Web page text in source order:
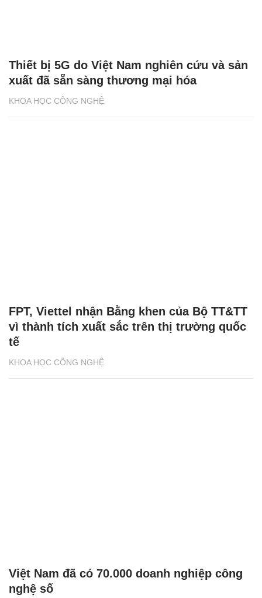
KHOA HỌC CÔNG NGHỆ
Thiết bị 5G do Việt Nam nghiên cứu và sản
xuất đã sẵn sàng thương mại hóa
KHOA HỌC CÔNG NGHỆ
FPT, Viettel nhận Bằng khen của Bộ TT&TT
vì thành tích xuất sắc trên thị trường quốc
tế
Việt Nam đã có 70.000 doanh nghiệp công
nghệ số